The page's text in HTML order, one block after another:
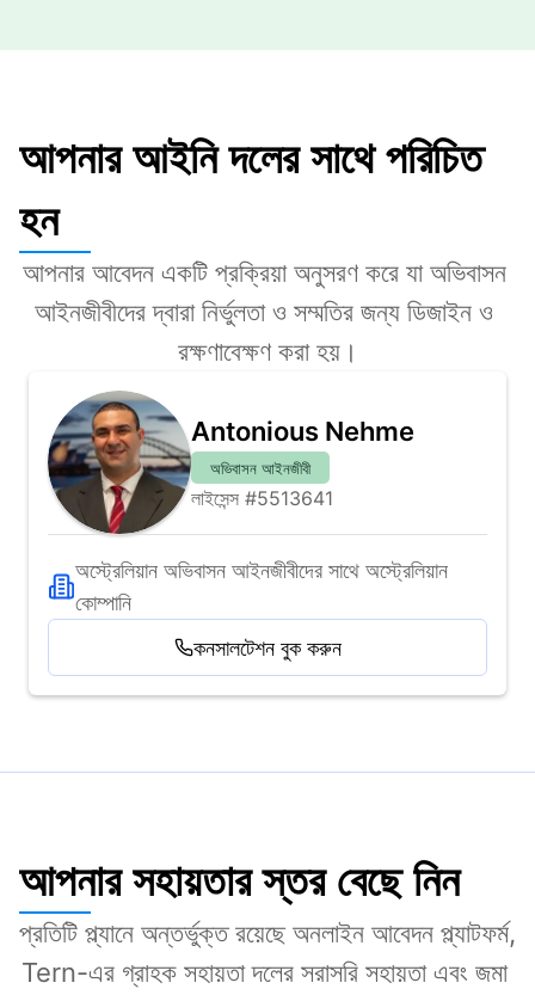
আপনার আইনি দলের সাথে পরিচিত
হন
আপনার আবেদন একটি প্রক্রিয়া অনুসরণ করে যা অভিবাসন
আইনজীবীদের দ্বারা নির্ভুলতা ও সম্মতির জন্য ডিজাইন ও
রক্ষণাবেক্ষণ করা হয়।
Antonious Nehme
অভিবাসন আইনজীবী
লাইসেন্স #5513641
অস্ট্রেলিয়ান অভিবাসন আইনজীবীদের সাথে অস্ট্রেলিয়ান
কোম্পানি
কনসালটেশন বুক করুন
আপনার সহায়তার স্তর বেছে নিন
প্রতিটি প্ল্যানে অন্তর্ভুক্ত রয়েছে অনলাইন আবেদন প্ল্যাটফর্ম,
Tern-এর গ্রাহক সহায়তা দলের সরাসরি সহায়তা এবং জমা